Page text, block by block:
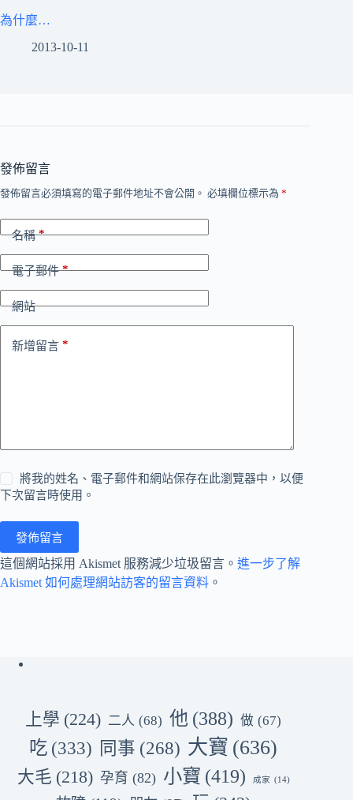
為什麼…
2013-10-11
發佈留言
發佈留言必須填寫的電子郵件地址不會公開。 必填欄位標示為 *
名稱*
電子郵件*
網站
新增留言 *
將我的姓名、電子郵件和網站保存在此瀏覽器中，以便
下次留言時使用。
發佈留言
這個網站採用 Akismet 服務減少垃圾留言。 進一步了解
Akismet 如何處理網站訪客的留言資料 。
上學 (224) 二人 (68) 他 (388) 做 (67)
吃 (333) 同事 (268) 大寶 (636)
大毛 (218) 孕育 (82) 小寶 (419) 成家 (14)